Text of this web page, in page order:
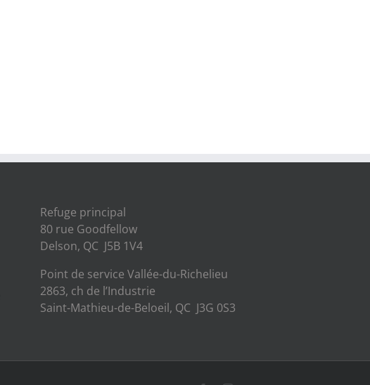
Refuge principal
80 rue Goodfellow
Delson, QC J5B 1V4
Point de service Vallée-du-Richelieu
2863, ch de l’Industrie
Saint-Mathieu-de-Beloeil, QC J3G 0S3